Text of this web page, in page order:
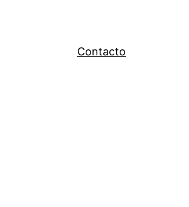
Contacto